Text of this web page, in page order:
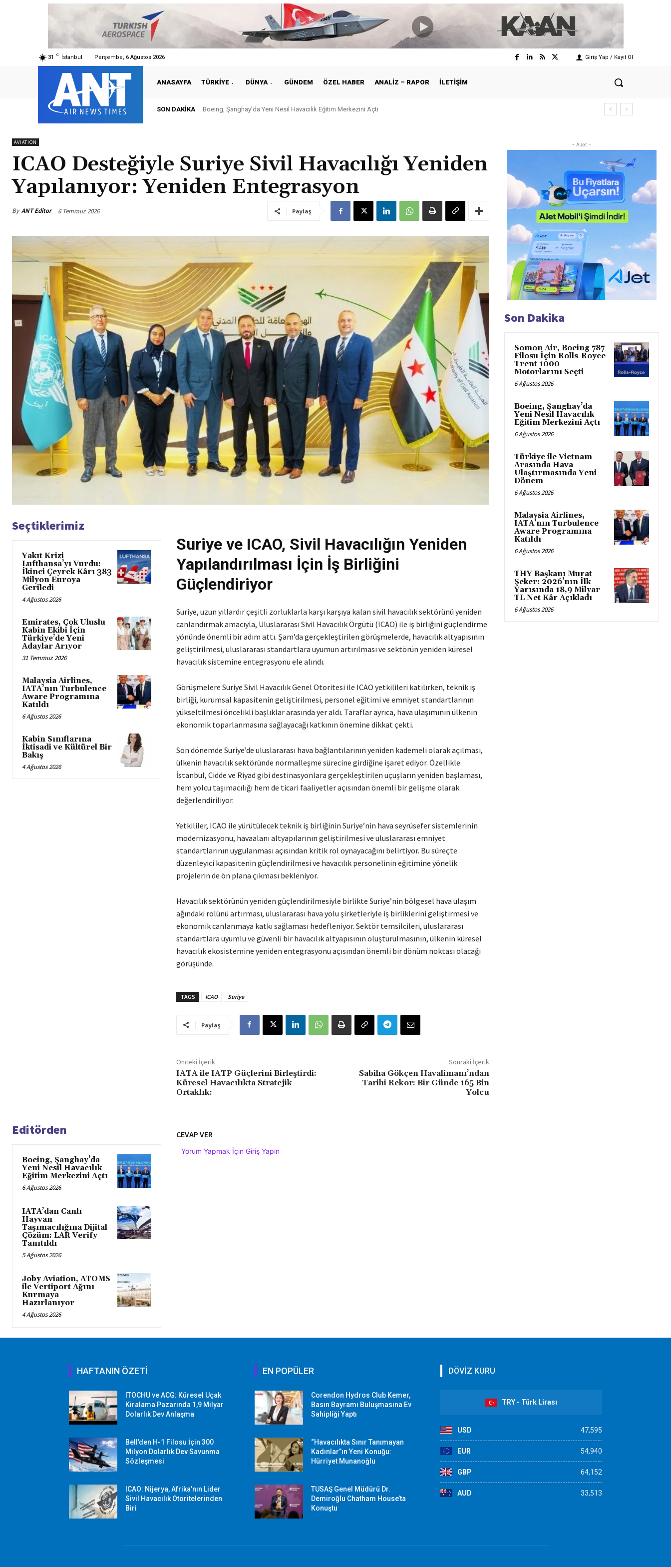
31 C İstanbul Perşembe, 6 Ağustos 2026 Giriş Yap / Kayıt Ol
ANASAYFA TÜRKIYE DÜNYA GÜNDEM ÖZEL HABER ANALIZ – RAPOR İLETIŞIM
SON DAKIKA Boeing, Şanghay’da Yeni Nesil Havacılık Eğitim Merkezini Açtı
Türkiye ile Vietnam Arasında Hava Ulaştırmasında Yeni Dönem
AVIATION
ICAO Desteğiyle Suriye Sivil Havacılığı Yeniden
Yapılanıyor: Yeniden Entegrasyon
By ANT Editor 6 Temmuz 2026 Paylaş
Seçtiklerimiz
Yakıt Krizi
Lufthansa’yı Vurdu:
İkinci Çeyrek Kârı 383
Milyon Euroya
Geriledi
4 Ağustos 2026
Emirates, Çok Uluslu
Kabin Ekibi İçin
Türkiye’de Yeni
Adaylar Arıyor
31 Temmuz 2026
Malaysia Airlines,
IATA’nın Turbulence
Aware Programına
Katıldı
6 Ağustos 2026
Kabin Sınıflarına
İktisadi ve Kültürel Bir
Bakış
4 Ağustos 2026
Suriye ve ICAO, Sivil Havacılığın Yeniden
Yapılandırılması İçin İş Birliğini
Güçlendiriyor
Suriye, uzun yıllardır çeşitli zorluklarla karşı karşıya kalan sivil havacılık sektörünü yeniden
canlandırmak amacıyla, Uluslararası Sivil Havacılık Örgütü (ICAO) ile iş birliğini güçlendirme
yönünde önemli bir adım attı. Şam’da gerçekleştirilen görüşmelerde, havacılık altyapısının
geliştirilmesi, uluslararası standartlara uyumun artırılması ve sektörün yeniden küresel
havacılık sistemine entegrasyonu ele alındı.
Görüşmelere Suriye Sivil Havacılık Genel Otoritesi ile ICAO yetkilileri katılırken, teknik iş
birliği, kurumsal kapasitenin geliştirilmesi, personel eğitimi ve emniyet standartlarının
yükseltilmesi öncelikli başlıklar arasında yer aldı. Taraflar ayrıca, hava ulaşımının ülkenin
ekonomik toparlanmasına sağlayacağı katkının önemine dikkat çekti.
Son dönemde Suriye’de uluslararası hava bağlantılarının yeniden kademeli olarak açılması,
ülkenin havacılık sektöründe normalleşme sürecine girdiğine işaret ediyor. Özellikle
İstanbul, Cidde ve Riyad gibi destinasyonlara gerçekleştirilen uçuşların yeniden başlaması,
hem yolcu taşımacılığı hem de ticari faaliyetler açısından önemli bir gelişme olarak
değerlendiriliyor.
Yetkililer, ICAO ile yürütülecek teknik iş birliğinin Suriye’nin hava seyrüsefer sistemlerinin
modernizasyonu, havaalanı altyapılarının geliştirilmesi ve uluslararası emniyet
standartlarının uygulanması açısından kritik rol oynayacağını belirtiyor. Bu süreçte
düzenleyici kapasitenin güçlendirilmesi ve havacılık personelinin eğitimine yönelik
projelerin de ön plana çıkması bekleniyor.
Havacılık sektörünün yeniden güçlendirilmesiyle birlikte Suriye’nin bölgesel hava ulaşım
ağındaki rolünü artırması, uluslararası hava yolu şirketleriyle iş birliklerini geliştirmesi ve
ekonomik canlanmaya katkı sağlaması hedefleniyor. Sektör temsilcileri, uluslararası
standartlara uyumlu ve güvenli bir havacılık altyapısının oluşturulmasının, ülkenin küresel
havacılık ekosistemine yeniden entegrasyonu açısından önemli bir dönüm noktası olacağı
görüşünde.
TAGS ICAO Suriye
Paylaş
Önceki İçerik
IATA ile IATP Güçlerini Birleştirdi:
Küresel Havacılıkta Stratejik
Ortaklık:
Sonraki İçerik
Sabiha Gökçen Havalimanı’ndan
Tarihi Rekor: Bir Günde 165 Bin
Yolcu
Editörden
Boeing, Şanghay’da
Yeni Nesil Havacılık
Eğitim Merkezini Açtı
6 Ağustos 2026
IATA’dan Canlı
Hayvan
Taşımacılığına Dijital
Çözüm: LAR Verify
Tanıtıldı
5 Ağustos 2026
Joby Aviation, ATOMS
ile Vertiport Ağını
Kurmaya
Hazırlanıyor
4 Ağustos 2026
CEVAP VER
Yorum Yapmak İçin Giriş Yapın
- AJet -
Son Dakika
Somon Air, Boeing 787
Filosu İçin Rolls-Royce
Trent 1000
Motorlarını Seçti
6 Ağustos 2026
Boeing, Şanghay’da
Yeni Nesil Havacılık
Eğitim Merkezini Açtı
6 Ağustos 2026
Türkiye ile Vietnam
Arasında Hava
Ulaştırmasında Yeni
Dönem
6 Ağustos 2026
Malaysia Airlines,
IATA’nın Turbulence
Aware Programına
Katıldı
6 Ağustos 2026
THY Başkanı Murat
Şeker: 2026’nın İlk
Yarısında 18,9 Milyar
TL Net Kâr Açıkladı
6 Ağustos 2026
HAFTANIN ÖZETİ
ITOCHU ve ACG: Küresel Uçak
Kiralama Pazarında 1,9 Milyar
Dolarlık Dev Anlaşma
Bell’den H-1 Filosu İçin 300
Milyon Dolarlık Dev Savunma
Sözleşmesi
ICAO: Nijerya, Afrika’nın Lider
Sivil Havacılık Otoritelerinden
Biri
EN POPÜLER
Corendon Hydros Club Kemer,
Basın Bayramı Buluşmasına Ev
Sahipliği Yaptı
“Havacılıkta Sınır Tanımayan
Kadınlar”ın Yeni Konuğu:
Hürriyet Munanoğlu
TUSAŞ Genel Müdürü Dr.
Demiroğlu Chatham House’ta
Konuştu
DÖVİZ KURU
TRY - Türk Lirası
USD 47,595
EUR 54,940
GBP 64,152
AUD 33,513